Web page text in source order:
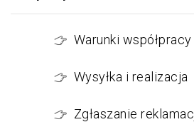
Warunki współpracy
Wysyłka i realizacja
Zgłaszanie